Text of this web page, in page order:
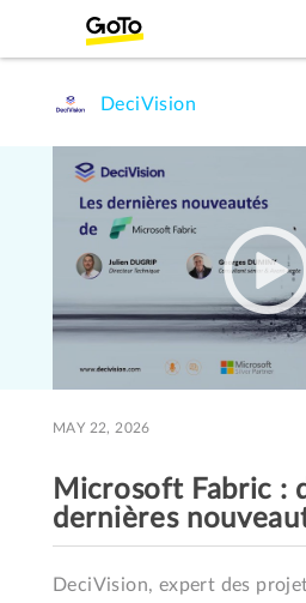
DeciVision
MAY 22, 2026
Microsoft Fabric :
dernières
DeciVision, expert des